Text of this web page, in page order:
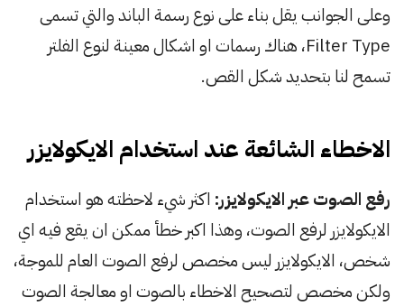
وعلى الجوانب يقل بناء على نوع رسمة الباند والتي تسمى
Filter Type، هناك رسمات او اشكال معينة لنوع الفلتر
تسمح لنا بتحديد شكل القص.
الاخطاء الشائعة عند استخدام الايكولايزر
رفع الصوت عبر الايكولايزر: اكثر شيء لاحظته هو استخدام
الايكولايزر لرفع الصوت، وهذا اكبر خطأ ممكن ان يقع فيه اي
شخص، الايكولايزر ليس مخصص لرفع الصوت العام للموجة،
ولكن مخصص لتصحيح الاخطاء بالصوت او معالجة الصوت